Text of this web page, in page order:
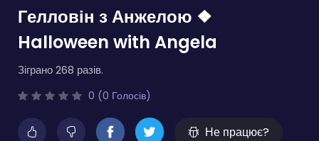
Гелловін з Анжелою ❖
Halloween with Angela
Зіграно 268 разів.
0 (0 Голосів)
Не працює?